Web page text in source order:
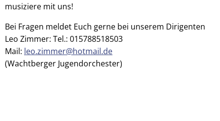
musiziere mit uns!
Bei Fragen meldet Euch gerne bei unserem Dirigenten
Leo Zimmer: Tel.: 015788518503
Mail: leo.zimmer@hotmail.de
(Wachtberger Jugendorchester)